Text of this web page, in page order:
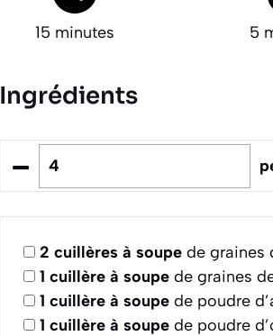
15 minutes 5
Ingrédients
–
2 cuillères à soupe de graines
1 cuillère à soupe de graines
1 cuillère à soupe de poudre
1 cuillère à soupe de poudre